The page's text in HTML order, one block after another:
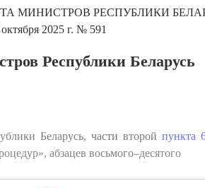
МИНИСТРОВ РЕСПУБЛИКИ
2025 г. № 591
Республики Беларусь
Беларусь, части второй пункта
абзацев восьмого–десятого